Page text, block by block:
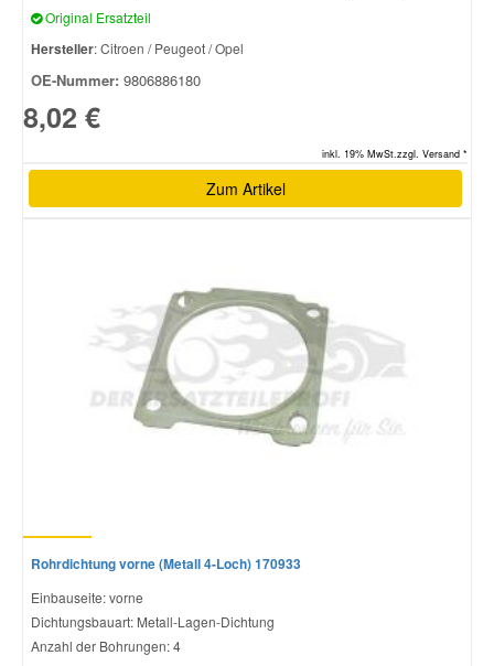
Original Ersatzteil
Hersteller: Citroen / Peugeot / Opel
OE-Nummer: 9806886180
8,02 €
inkl. 19% MwSt.zzgl. Versand *
Zum Artikel
Rohrdichtung vorne (Metall 4-Loch) 170933
Einbauseite: vorne
Dichtungsbauart: Metall-Lagen-Dichtung
Anzahl der Bohrungen: 4